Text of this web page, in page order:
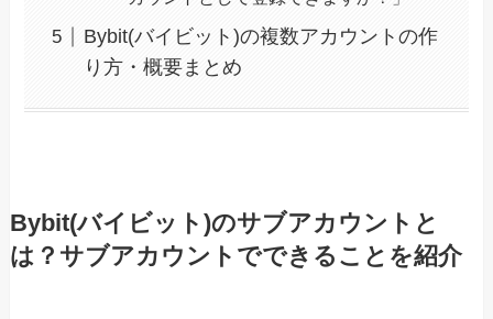
Bybit(バイビット)の複数アカウントの作
り方・概要まとめ
Bybit(バイビット)のサブアカウントと
は？サブアカウントでできることを紹介